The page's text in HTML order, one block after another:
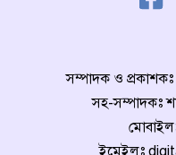
সম্পাদক ও
সহ-সম্পাদকঃ
ইমেইলঃ